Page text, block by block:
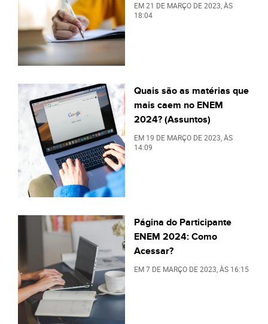
EM21 DE MARÇO DE 2023, ÀS
18:04
Quais são as matérias que
mais caem no ENEM
2024? (Assuntos)
EM 19 DE MARÇO DE 2023 , ÀS
14:09
Página do Participante
ENEM 2024: Como
Acessar?
EM7 DE MARÇO DE 2023 , ÀS 16:15